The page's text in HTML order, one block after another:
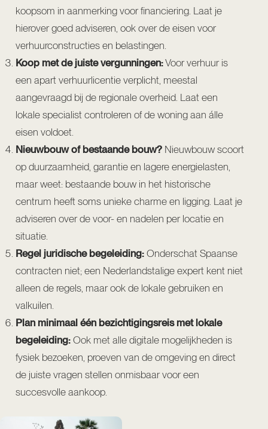
koopsom in aanmerking voor financiering. Laat je
hierover goed adviseren, ook over de eisen voor
verhuurconstructies en belastingen.
Koop met de juiste vergunningen:Voor verhuur is
een apart verhuurlicentie verplicht, meestal
aangevraagd bij de regionale overheid. Laat een
lokale specialist controleren of de woning aan álle
eisen voldoet.
Nieuwbouw of bestaande bouw? Nieuwbouw scoort
op duurzaamheid, garantie en lagere energielasten,
maar weet: bestaande bouw in het historische
centrum heeft soms unieke charme en ligging. Laat je
adviseren over de voor- en nadelen per locatie en
situatie.
Regel juridische begeleiding: Onderschat Spaanse
contracten niet; een Nederlandstalige expert kent niet
alleen de regels, maar ook de lokale gebruiken en
valkuilen.
Plan minimaal één bezichtigingsreis met lokale
begeleiding: Ook met alle digitale mogelijkheden is
fysiek bezoeken, proeven van de omgeving en direct
de juiste vragen stellen onmisbaar voor een
succesvolle aankoop.